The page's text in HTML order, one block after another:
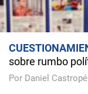
sobre rumbo
Por Daniel Castropé